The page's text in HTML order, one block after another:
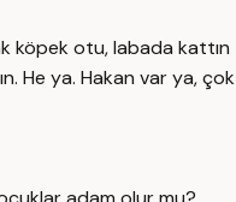
köpek otu, labada kattın
He ya. Hakan var ya, çok